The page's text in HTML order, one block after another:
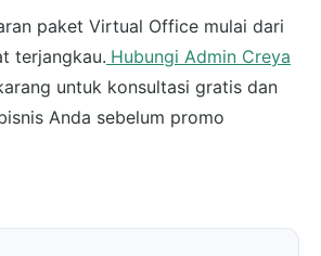
paket Virtual Office mulai dari
terjangkau. Hubungi Admin Creya
untuk konsultasi gratis dan
Anda sebelum promo